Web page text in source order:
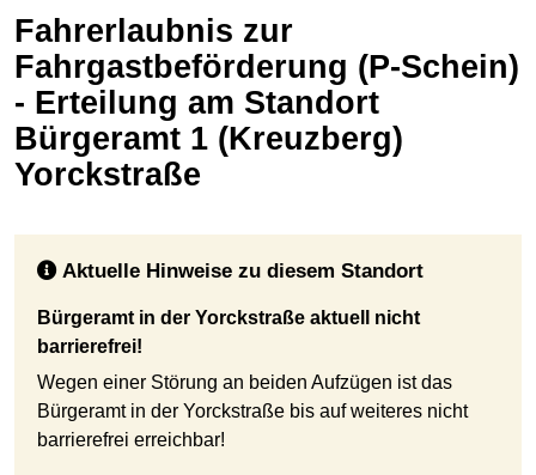
Fahrerlaubnis zur
Fahrgastbeförderung (P-Schein)
- Erteilung am Standort
Bürgeramt 1 (Kreuzberg)
Yorckstraße
Aktuelle Hinweise zu diesem Standort
Bürgeramt in der Yorckstraße aktuell nicht
barrierefrei!
Wegen einer Störung an beiden Aufzügen ist das
Bürgeramt in der Yorckstraße bis auf weiteres nicht
barrierefrei erreichbar!